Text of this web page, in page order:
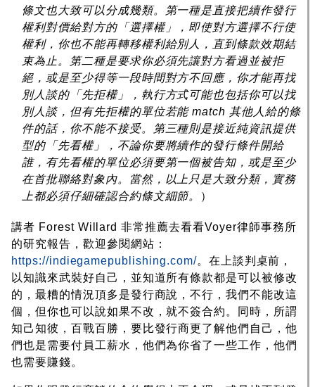
條文也大致可以分成幾類。第一種是直接把續作發行
權利對價給對方的「選擇權」，即使對方選擇不行使
權利，你也不能再轉移權利給別人，直到條款效期結
束為止。
第二種是要求你必須先讓對方看過並被拒
絕，或是至少得等一段時間對方不回應，你才能再找
別人談的「先拒權」
，執行方式可能也包括你可以找
別人談，但有先拒權的單位若能 match 其他人給的條
件的話，你不能不接受。第三種則是接近純資訊提供
型的「先看權」，不論你要將續作的發行條件開給
誰，有先看權的單位必須要第一個被告知，或是至少
在首批聯絡對象內。當然，以上只是大致分類，實務
上都必須仔細確認合約條文細節。 ）
講者 Forest Willard 非常推薦去看看Voyer律師事務所
的研究報告，歡迎參閱網站：
https://indiegamepublishing.com/。在上談判桌前，
以知識來武裝好自己，並知道所有條款都是可以被修改
的，最糟的情況頂多是發行商說，不行，我們不能改這
個，但你也可以說如果不改，就不簽合約。同時，所謂
知己知彼，百戰百勝，要比發行商更了解他們自己，他
們也是需要付員工薪水，他們為你省了一些工作，他們
也需要賺錢。